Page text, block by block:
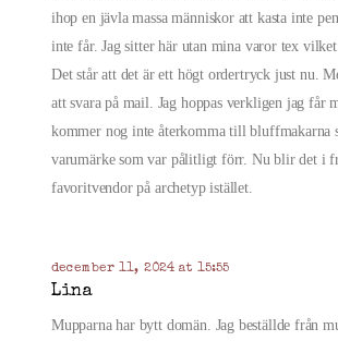
ihop en jävla massa människor att kasta inte
inte får. Jag sitter här utan mina varor tex
Det står att det är ett högt ordertryck just nu.
att svara på mail. Jag hoppas verkligen jag får
kommer nog inte återkomma till bluffmakarna
varumärke som var pålitligt förr. Nu blir det i
favoritvendor på archetyp istället.
december 11, 2024 at 15:55
Lina
Mupparna har bytt domän. Jag beställde från